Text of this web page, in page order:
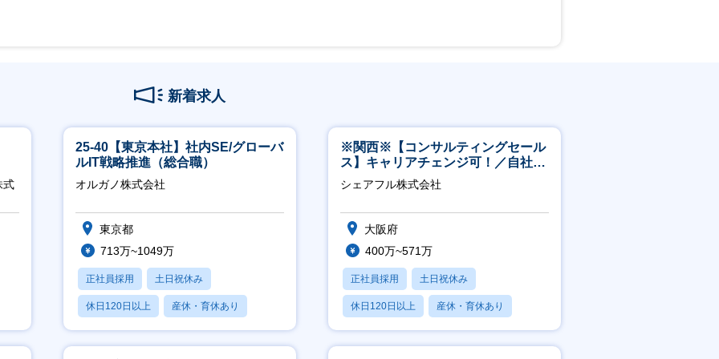
新着求人
式
25-40【東京本社】社内SE/グローバ
ルIT戦略推進（総合職）
オルガノ株式会社
東京都
713万~1049万
正社員採用 土日祝休み
休日120日以上 産休・育休あり
月残業20時間以内
※関西※【コンサルティングセール
ス】キャリアチェンジ可！／自社サ
ービス『シェアフル』の営業
シェアフル株式会社
大阪府
400万~571万
正社員採用 土日祝休み
休日120日以上 産休・育休あり
賞与あり